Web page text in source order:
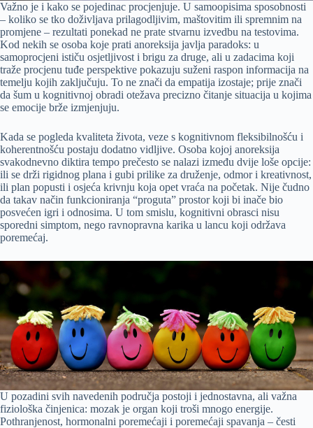
Važno je i kako se pojedinac procjenjuje. U samoopisima sposobnosti
– koliko se tko doživljava prilagodljivim, maštovitim ili spremnim na
promjene – rezultati ponekad ne prate stvarnu izvedbu na testovima.
Kod nekih se osoba koje prati anoreksija javlja paradoks: u
samoprocjeni ističu osjetljivost i brigu za druge, ali u zadacima koji
traže procjenu tuđe perspektive pokazuju suženi raspon informacija na
temelju kojih zaključuju. To ne znači da empatija izostaje; prije znači
da šum u kognitivnoj obradi otežava precizno čitanje situacija u kojima
se emocije brže izmjenjuju.
Kada se pogleda kvaliteta života, veze s kognitivnom fleksibilnošću i
koherentnošću postaju dodatno vidljive. Osoba kojoj anoreksija
svakodnevno diktira tempo prečesto se nalazi između dvije loše opcije:
ili se drži rigidnog plana i gubi prilike za druženje, odmor i kreativnost,
ili plan popusti i osjeća krivnju koja opet vraća na početak. Nije čudno
da takav način funkcioniranja “proguta” prostor koji bi inače bio
posvećen igri i odnosima. U tom smislu, kognitivni obrasci nisu
sporedni simptom, nego ravnopravna karika u lancu koji održava
poremećaj.
U pozadini svih navedenih područja postoji i jednostavna, ali važna
fiziološka činjenica: mozak je organ koji troši mnogo energije.
Pothranjenost, hormonalni poremećaji i poremećaji spavanja – česti